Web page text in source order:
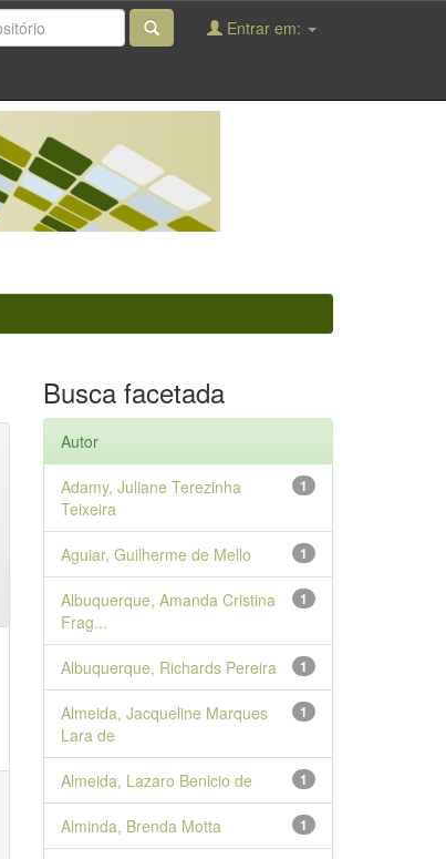
Entrar em:
Busca facetada
Autor
1
Adamy, Juliane Terezinha
Teixeira
1
Aguiar, Guilherme de Mello
1
Albuquerque, Amanda Cristina
Frag...
1
Albuquerque, Richards Pereira
1
Almeida, Jacqueline Marques
Lara de
1
Almeida, Lazaro Benicio de
1
Alminda, Brenda Motta